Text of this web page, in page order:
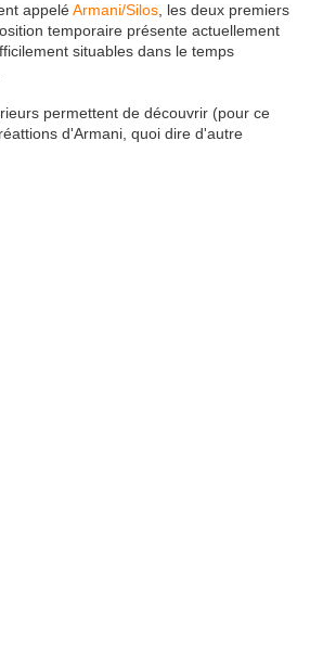
appeléArmani/Silos , les deux premiers
temporaire présente actuellement
situables dans le temps
permettent de découvrir (pour ce
d'Armani, quoi dire d'autre